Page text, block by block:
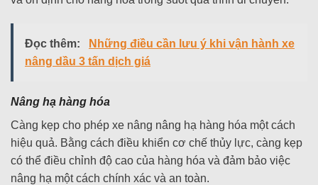
Đọc thêm:
Những điều cần lưu ý khi vận hành xe
nâng dầu 3 tấn dịch giá
Nâng hạ hàng hóa
Càng kẹp cho phép xe nâng nâng hạ hàng hóa một cách
hiệu quả. Bằng cách điều khiển cơ chế thủy lực, càng kẹp
có thể điều chỉnh độ cao của hàng hóa và đảm bảo việc
nâng hạ một cách chính xác và an toàn.